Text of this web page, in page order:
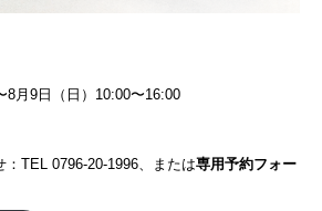
8月9日（日）10:00〜16:00
：TEL 0796-20-1996、または専用予約フォー